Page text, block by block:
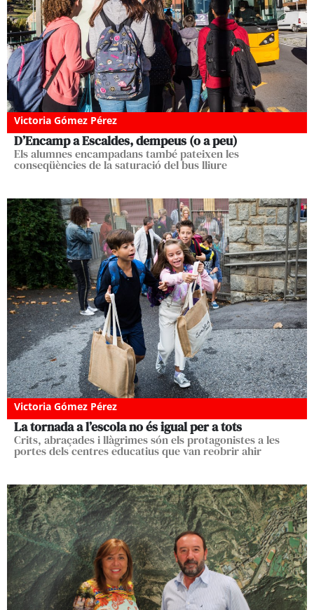
Victoria Gómez Pérez
D’Encamp a Escaldes, dempeus (o a peu)
Els alumnes encampadans també pateixen les
conseqüències de la saturació del bus lliure
Victoria Gómez Pérez
La tornada a l’escola no és igual per a tots
Crits, abraçades i llàgrimes són els protagonistes a les
portes dels centres educatius que van reobrir ahir